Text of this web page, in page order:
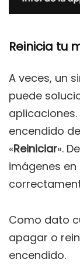
Reinicia tu
A veces, un
puede
encendido
«Reiniciar«.
imágenes
Como dato
apagar o
encendido.